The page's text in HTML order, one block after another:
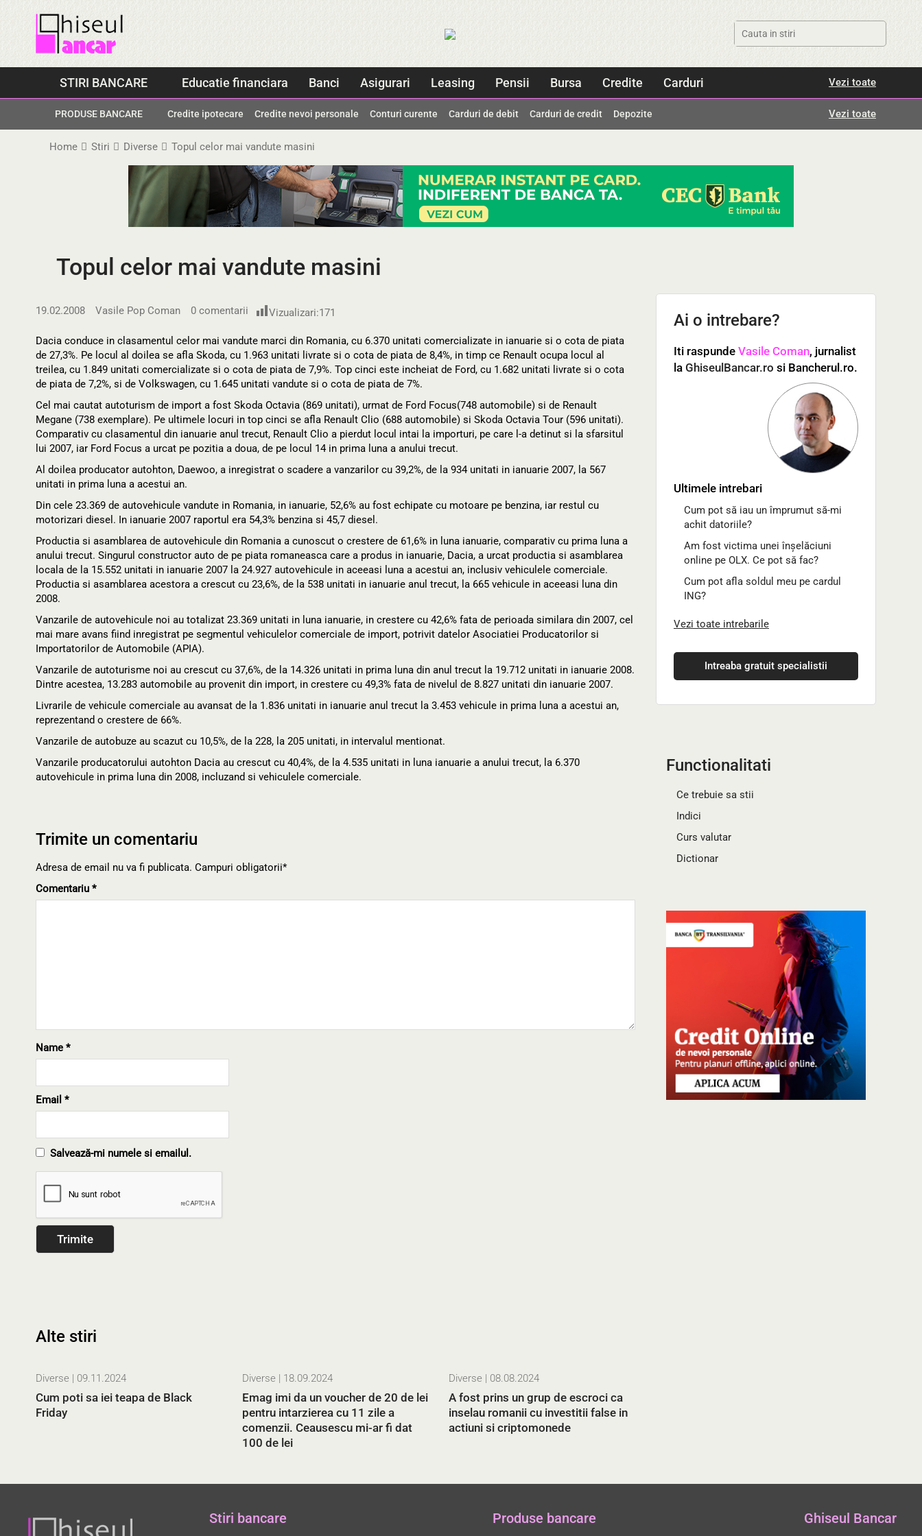
STIRI BANCARE Educatie financiara Banci Asigurari Leasing Pensii Bursa Credite Carduri Vezi toate
PRODUSE BANCARE Credite ipotecare Credite nevoi personale Conturi curente Carduri de debit Carduri de credit Depozite Vezi toate
Home Stiri Diverse Topul celor mai vandute masini
Topul celor mai vandute masini
19.02.2008 Vasile Pop Coman 0 comentarii Vizualizari:171
Dacia conduce in clasamentul celor mai vandute marci din Romania, cu 6.370 unitati comercializate in ianuarie si o cota de piata
de 27,3%. Pe locul al doilea se afla Skoda, cu 1.963 unitati livrate si o cota de piata de 8,4%, in timp ce Renault ocupa locul al
treilea, cu 1.849 unitati comercializate si o cota de piata de 7,9%. Top cinci este incheiat de Ford, cu 1.682 unitati livrate si o cota
de piata de 7,2%, si de Volkswagen, cu 1.645 unitati vandute si o cota de piata de 7%.
Cel mai cautat autoturism de import a fost Skoda Octavia (869 unitati), urmat de Ford Focus(748 automobile) si de Renault
Megane (738 exemplare). Pe ultimele locuri in top cinci se afla Renault Clio (688 automobile) si Skoda Octavia Tour (596 unitati).
Comparativ cu clasamentul din ianuarie anul trecut, Renault Clio a pierdut locul intai la importuri, pe care l-a detinut si la sfarsitul
lui 2007, iar Ford Focus a urcat pe pozitia a doua, de pe locul 14 in prima luna a anului trecut.
Al doilea producator autohton, Daewoo, a inregistrat o scadere a vanzarilor cu 39,2%, de la 934 unitati in ianuarie 2007, la 567
unitati in prima luna a acestui an.
Din cele 23.369 de autovehicule vandute in Romania, in ianuarie, 52,6% au fost echipate cu motoare pe benzina, iar restul cu
motorizari diesel. In ianuarie 2007 raportul era 54,3% benzina si 45,7 diesel.
Productia si asamblarea de autovehicule din Romania a cunoscut o crestere de 61,6% in luna ianuarie, comparativ cu prima luna a
anului trecut. Singurul constructor auto de pe piata romaneasca care a produs in ianuarie, Dacia, a urcat productia si asamblarea
locala de la 15.552 unitati in ianuarie 2007 la 24.927 autovehicule in aceeasi luna a acestui an, inclusiv vehiculele comerciale.
Productia si asamblarea acestora a crescut cu 23,6%, de la 538 unitati in ianuarie anul trecut, la 665 vehicule in aceeasi luna din
2008.
Vanzarile de autovehicule noi au totalizat 23.369 unitati in luna ianuarie, in crestere cu 42,6% fata de perioada similara din 2007, cel
mai mare avans fiind inregistrat pe segmentul vehiculelor comerciale de import, potrivit datelor Asociatiei Producatorilor si
Importatorilor de Automobile (APIA).
Vanzarile de autoturisme noi au crescut cu 37,6%, de la 14.326 unitati in prima luna din anul trecut la 19.712 unitati in ianuarie 2008.
Dintre acestea, 13.283 automobile au provenit din import, in crestere cu 49,3% fata de nivelul de 8.827 unitati din ianuarie 2007.
Livrarile de vehicule comerciale au avansat de la 1.836 unitati in ianuarie anul trecut la 3.453 vehicule in prima luna a acestui an,
reprezentand o crestere de 66%.
Vanzarile de autobuze au scazut cu 10,5%, de la 228, la 205 unitati, in intervalul mentionat.
Vanzarile producatorului autohton Dacia au crescut cu 40,4%, de la 4.535 unitati in luna ianuarie a anului trecut, la 6.370
autovehicule in prima luna din 2008, incluzand si vehiculele comerciale.
Trimite un comentariu
Adresa de email nu va fi publicata. Campuri obligatorii*
Comentariu *
Name *
Email *
Salvează-mi numele si emailul.
Alte stiri
Diverse | 09.11.2024
Cum poti sa iei teapa de Black
Friday
Diverse | 18.09.2024
Emag imi da un voucher de 20 de lei
pentru intarzierea cu 11 zile a
comenzii. Ceausescu mi-ar fi dat
100 de lei
Diverse | 08.08.2024
A fost prins un grup de escroci ca
inselau romanii cu investitii false in
actiuni si criptomonede
Ai o intrebare?
Iti raspunde Vasile Coman, jurnalist
la GhiseulBancar.ro si Bancherul.ro.
Ultimele intrebari
Cum pot să iau un împrumut să-mi
achit datoriile?
Am fost victima unei înșelăciuni
online pe OLX. Ce pot să fac?
Cum pot afla soldul meu pe cardul
ING?
Vezi toate intrebarile
Intreaba gratuit specialistii
Functionalitati
Ce trebuie sa stii
Indici
Curs valutar
Dictionar
Stiri bancare Produse bancare Ghiseul Bancar